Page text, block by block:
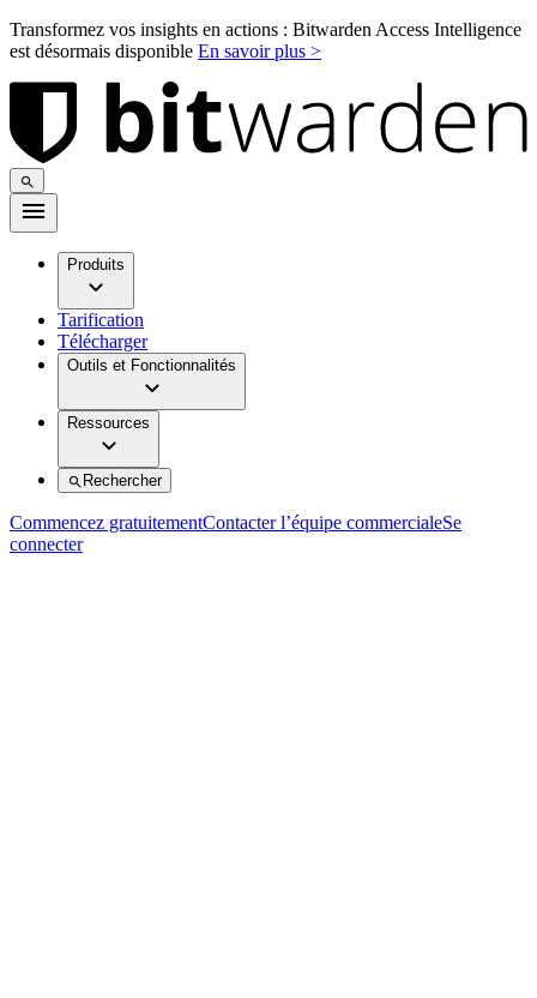
Transformez vos insights en actions : Bitwarden Access Intelligence
est désormais disponible En savoir plus >
Produits
Tarification
Télécharger
Outils et Fonctionnalités
Ressources
Rechercher
Commencez gratuitementContacter l’équipe commercialeSe
connecter